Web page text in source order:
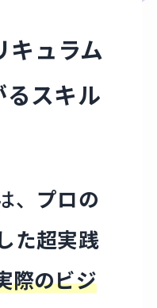
キュラム
るスキル
、 プロの
た超実践
際のビジ